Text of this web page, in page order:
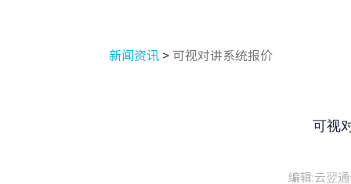
新闻资讯 > 可视对讲系统报价
可视
编辑:云翌